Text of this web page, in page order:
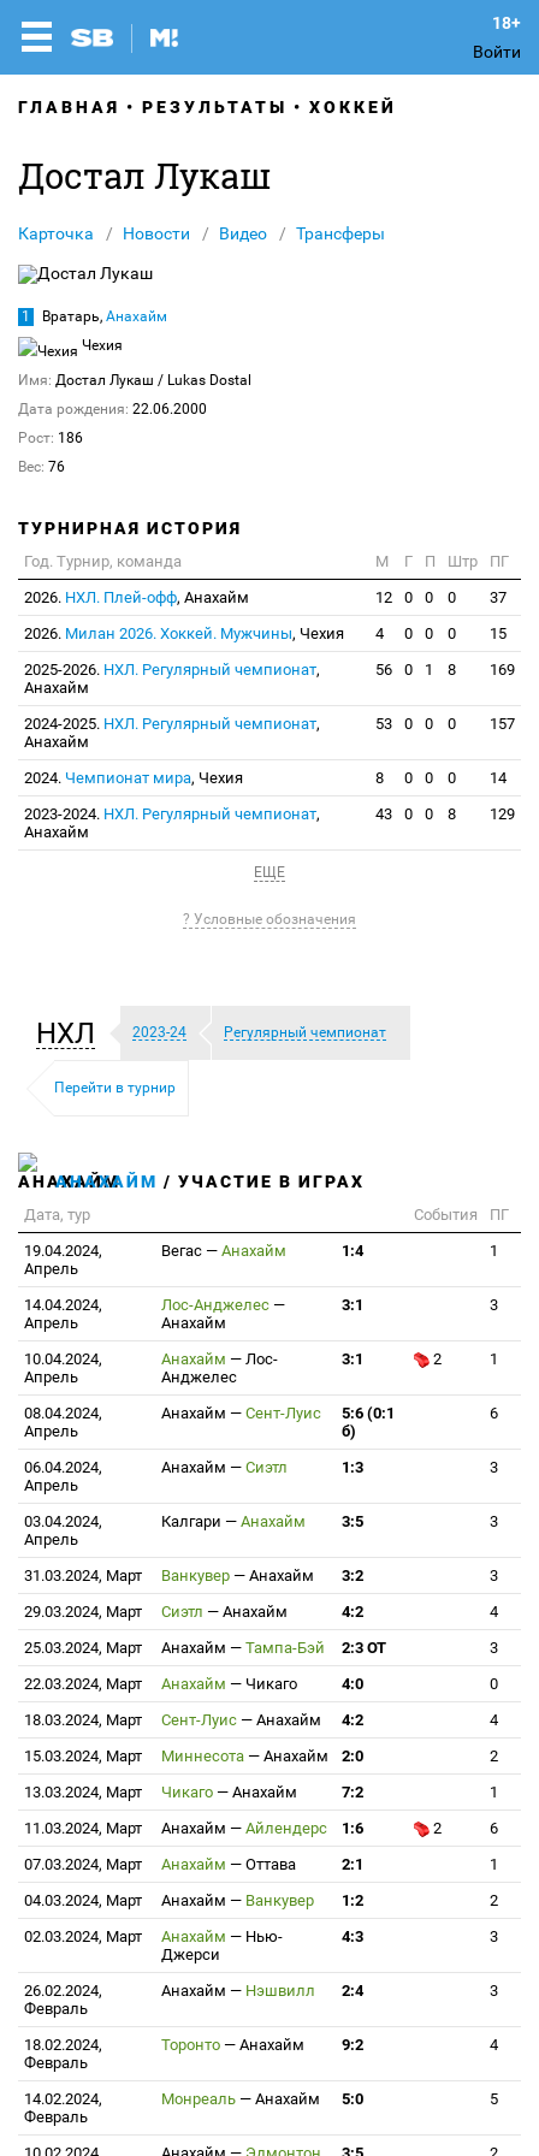
Войти
ГЛАВНАЯ РЕЗУЛЬТАТЫ ХОККЕЙ
Достал Лукаш
Карточка Новости Видео Трансферы
1 Вратарь, Анахайм
Чехия
Имя: Достал Лукаш / Lukas Dostal
Дата рождения: 22.06.2000
Рост: 186
Вес: 76
ТУРНИРНАЯ ИСТОРИЯ
Год. Турнир, команда М Г П Штр
ПГ
2026. НХЛ. Плей-офф, Анахайм 12 0 0 0
37
2026. Милан 2026. Хоккей. Мужчины, Чехия 4 0 0 0
15
2025-2026. НХЛ. Регулярный чемпионат,
Анахайм
56 0 1 8 169
2024-2025. НХЛ. Регулярный чемпионат,
Анахайм
53 0 0 0 157
2024. Чемпионат мира, Чехия 8 0 0 0
14
2023-2024. НХЛ. Регулярный чемпионат,
Анахайм
43 0 0 8 129
ЕЩЕ
? Условные обозначения
НХЛ 2023-24 Регулярный чемпионат
Перейти в турнир
АНАХАЙМ / УЧАСТИЕ В ИГРАХ
Дата, тур События
ПГ
19.04.2024,
Апрель
Вегас — Анахайм 1:4 1
14.04.2024,
Апрель
Лос-Анджелес —
Анахайм
3:1 3
10.04.2024,
Апрель
Анахайм — Лос-
Анджелес
3:1 2 1
08.04.2024,
Апрель
Анахайм — Сент-Луис
5:6 (0:1
б)
6
06.04.2024,
Апрель
Анахайм — Сиэтл 1:3 3
03.04.2024,
Апрель
Калгари — Анахайм 3:5 3
31.03.2024, Март Ванкувер — Анахайм 3:2
3
29.03.2024, Март
Сиэтл — Анахайм 4:2
4
25.03.2024, Март
Анахайм — Тампа-Бэй 2:3 ОТ
3
22.03.2024, Март
Анахайм — Чикаго 4:0
0
18.03.2024, Март
Сент-Луис — Анахайм 4:2
4
15.03.2024, Март
Миннесота — Анахайм 2:0
2
13.03.2024, Март
Чикаго — Анахайм 7:2
1
11.03.2024, Март
Анахайм — Айлендерс 1:6 2
6
07.03.2024, Март
Анахайм — Оттава 2:1
1
04.03.2024, Март
Анахайм — Ванкувер 1:2
2
02.03.2024, Март
Анахайм — Нью-
Джерси
4:3 3
26.02.2024,
Февраль
Анахайм — Нэшвилл 2:4 3
18.02.2024,
Февраль
Торонто — Анахайм 9:2 4
14.02.2024,
Февраль
Монреаль — Анахайм 5:0 5